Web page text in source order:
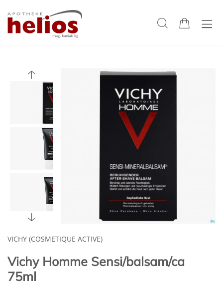
VICHY (COSMETIQUE ACTIVE)
Vichy Homme Sensi/balsam/ca
75ml